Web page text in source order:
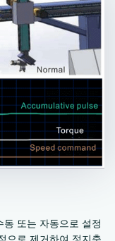
또는 자동으로 설정